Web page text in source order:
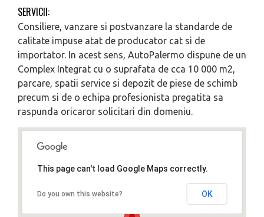
SERVICII:
Consiliere, vanzare si postvanzare la standarde de
calitate impuse atat de producator cat si de
importator. In acest sens, AutoPalermo dispune de un
Complex Integrat cu o suprafata de cca 10 000 m2,
parcare, spatii service si depozit de piese de schimb
precum si de o echipa profesionista pregatita sa
raspunda oricaror solicitari din domeniu.
This page can't load Google Maps correctly.
Do you own this website? OK